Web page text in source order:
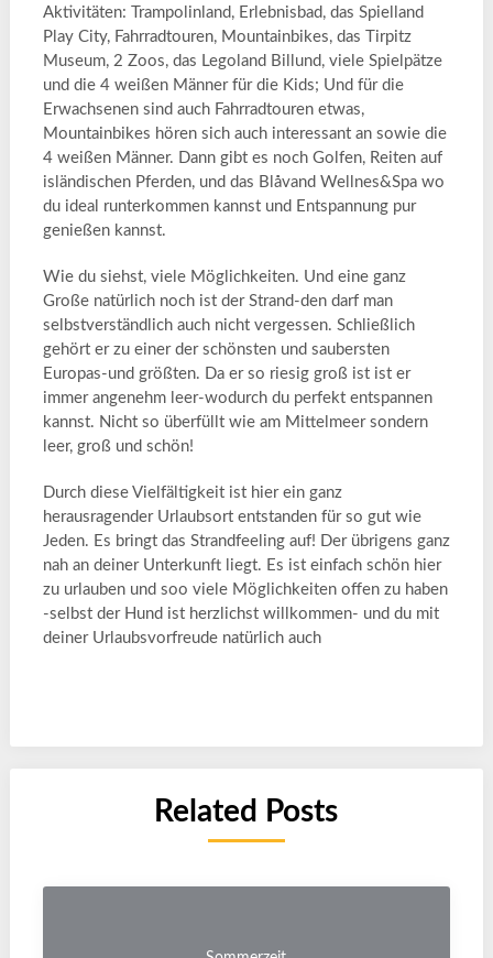
Aktivitäten: Trampolinland, Erlebnisbad, das Spielland
Play City, Fahrradtouren, Mountainbikes, das Tirpitz
Museum, 2 Zoos, das Legoland Billund, viele Spielpätze
und die 4 weißen Männer für die Kids; Und für die
Erwachsenen sind auch Fahrradtouren etwas,
Mountainbikes hören sich auch interessant an sowie die
4 weißen Männer. Dann gibt es noch Golfen, Reiten auf
isländischen Pferden, und das Blåvand Wellnes&Spa wo
du ideal runterkommen kannst und Entspannung pur
genießen kannst.
Wie du siehst, viele Möglichkeiten. Und eine ganz
Große natürlich noch ist der Strand-den darf man
selbstverständlich auch nicht vergessen. Schließlich
gehört er zu einer der schönsten und saubersten
Europas-und größten. Da er so riesig groß ist ist er
immer angenehm leer-wodurch du perfekt entspannen
kannst. Nicht so überfüllt wie am Mittelmeer sondern
leer, groß und schön!
Durch diese Vielfältigkeit ist hier ein ganz
herausragender Urlaubsort entstanden für so gut wie
Jeden. Es bringt das Strandfeeling auf! Der übrigens ganz
nah an deiner Unterkunft liegt. Es ist einfach schön hier
zu urlauben und soo viele Möglichkeiten offen zu haben
-selbst der Hund ist herzlichst willkommen- und du mit
deiner Urlaubsvorfreude natürlich auch
Related Posts